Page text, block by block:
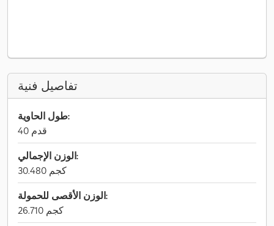
تفاصيل فنية
طول الحاوية:
40 قدم
الوزن الإجمالي:
30.480 كجم
الوزن الأقصى للحمولة:
26.710 كجم